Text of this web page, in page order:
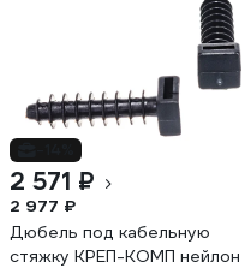
2 571 ₽
2 977 ₽
Дюбель под кабельную
стяжку КРЕП-КОМП нейлон